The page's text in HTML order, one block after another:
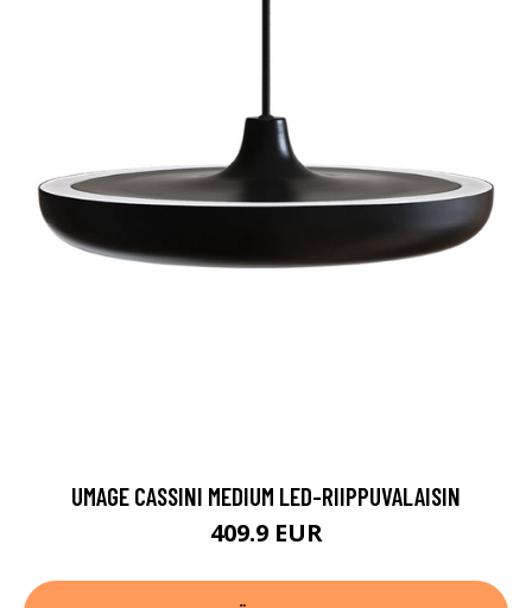
UMAGE CASSINI MEDIUM LED-RIIPPUVALAISIN
409.9 EUR